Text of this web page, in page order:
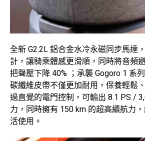
全新 G2.2L 鋁合金水冷永磁同步馬達
計，讓騎乘體感更滑順，同時將音頻
把聲壓下降 40% ；承襲 Gogoro 1 系
碳纖維皮帶不僅更加耐用，保養輕鬆
過直覺的電門控制，可輸出 8.1 PS /
力，同時擁有 150 km 的超高續航力
活使用。